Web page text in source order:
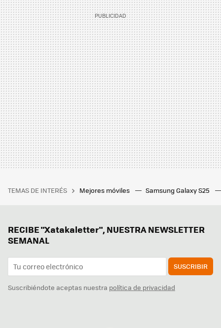
TEMAS DE INTERÉS Mejores móviles Samsung Galaxy S25
RECIBE "Xatakaletter", NUESTRA NEWSLETTER
SEMANAL
SUSCRIBIR
Suscribiéndote aceptas nuestra política de privacidad